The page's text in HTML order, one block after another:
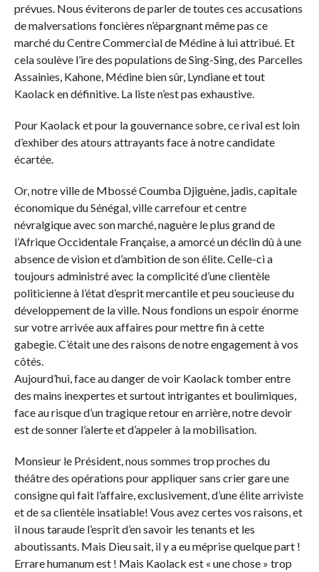
prévues. Nous éviterons de parler de toutes ces accusations
de malversations foncières n’épargnant même pas ce
marché du Centre Commercial de Médine à lui attribué. Et
cela soulève l’ire des populations de Sing-Sing, des Parcelles
Assainies, Kahone, Médine bien sûr, Lyndiane et tout
Kaolack en définitive. La liste n’est pas exhaustive.
Pour Kaolack et pour la gouvernance sobre, ce rival est loin
d’exhiber des atours attrayants face à notre candidate
écartée.
Or, notre ville de Mbossé Coumba Djiguène, jadis, capitale
économique du Sénégal, ville carrefour et centre
névralgique avec son marché, naguère le plus grand de
l’Afrique Occidentale Française, a amorcé un déclin dû à une
absence de vision et d’ambition de son élite. Celle-ci a
toujours administré avec la complicité d’une clientèle
politicienne à l’état d’esprit mercantile et peu soucieuse du
développement de la ville. Nous fondions un espoir énorme
sur votre arrivée aux affaires pour mettre fin à cette
gabegie. C’était une des raisons de notre engagement à vos
côtés.
Aujourd’hui, face au danger de voir Kaolack tomber entre
des mains inexpertes et surtout intrigantes et boulimiques,
face au risque d’un tragique retour en arrière, notre devoir
est de sonner l’alerte et d’appeler à la mobilisation.
Monsieur le Président, nous sommes trop proches du
théâtre des opérations pour appliquer sans crier gare une
consigne qui fait l’affaire, exclusivement, d’une élite arriviste
et de sa clientèle insatiable! Vous avez certes vos raisons, et
il nous taraude l’esprit d’en savoir les tenants et les
aboutissants. Mais Dieu sait, il y a eu méprise quelque part !
Errare humanum est ! Mais Kaolack est « une chose » trop